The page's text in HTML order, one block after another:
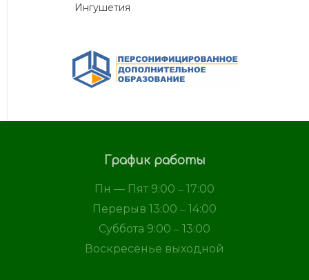
Ингушетия
График работы
Пн — Пят 9:00 ‒ 17:00
Перерыв 13:00 ‒ 14:00
Суббота 9:00 ‒ 13:00
Воскресенье выходной